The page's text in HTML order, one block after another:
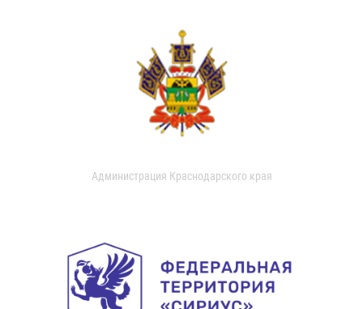
Администрация Краснодарского края